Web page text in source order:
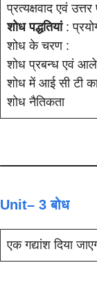
प्रत्यक्षवाद एवं
शोध पद्धतियां :
शोध के चरण :
शोध प्रबन्ध एवं
शोध में आई सी टी
शोध नैतिकता
Unit– 3 बोध
एक गद्यांश दिया